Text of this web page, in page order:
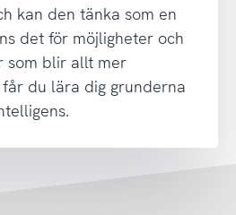
kan den tänka som en
det för möjligheter och
som blir allt mer
får du lära dig grunderna